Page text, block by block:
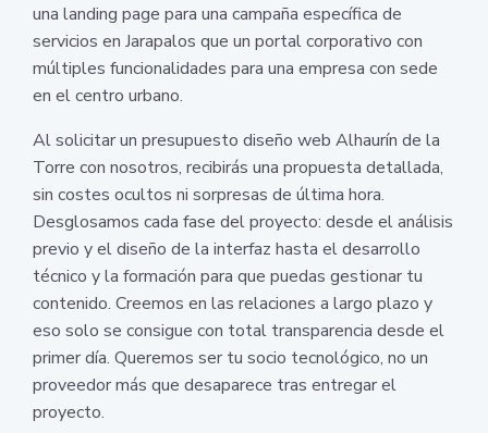
una landing page para una campaña específica de
servicios en Jarapalos que un portal corporativo con
múltiples funcionalidades para una empresa con sede
en el centro urbano.
Al solicitar un presupuesto diseño web Alhaurín de la
Torre con nosotros, recibirás una propuesta detallada,
sin costes ocultos ni sorpresas de última hora.
Desglosamos cada fase del proyecto: desde el análisis
previo y el diseño de la interfaz hasta el desarrollo
técnico y la formación para que puedas gestionar tu
contenido. Creemos en las relaciones a largo plazo y
eso solo se consigue con total transparencia desde el
primer día. Queremos ser tu socio tecnológico, no un
proveedor más que desaparece tras entregar el
proyecto.